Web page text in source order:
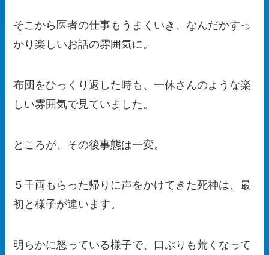
そこから医者の仕事もうまくいき、なんだかすっ
かり楽しいお話の雰囲気に。
布団をひっくり返した時も、一休さんのような楽
しい雰囲気で見ていました。
ところが、その後事態は一変。
５千両もらった帰りに声をかけてきた死神は、最
初と様子が違います。
明らかに怒っている様子で、口ぶりも荒くなって